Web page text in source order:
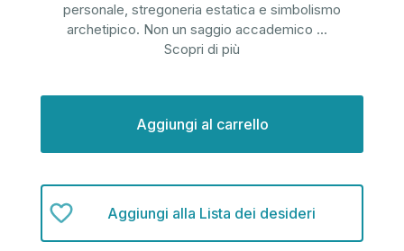
personale, stregoneria estatica e simbolismo
archetipico. Non un saggio accademico ...
Scopri di più
Aggiungi alla Lista dei desideri